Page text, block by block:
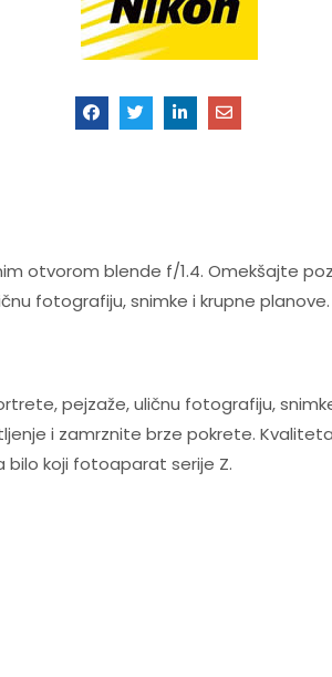
otvorom blende f/1.4. Omekšajte
fotografiju, snimke i krupne
pejzaže, uličnu fotografiju,
i zamrznite brze pokrete.
bilo koji fotoaparat serije Z.